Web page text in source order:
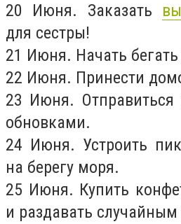
20 Июня. Заказать
для сестры!
21 Июня. Начать
22 Июня. Принести
23 Июня.
обновками.
24 Июня. Устроить
на берегу моря.
25 Июня. Купить
и раздавать